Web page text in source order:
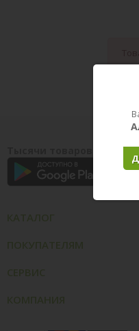
Тысячи товаров у вас